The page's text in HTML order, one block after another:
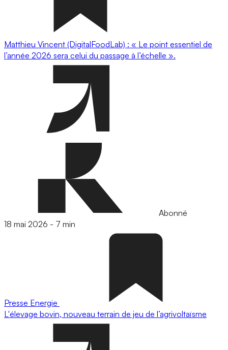
Matthieu Vincent (DigitalFoodLab) : « Le point essentiel de
l’année 2026 sera celui du passage à l’échelle ».
Abonné
18 mai 2026 - 7 min
Presse Energie
L'élevage bovin, nouveau terrain de jeu de l’agrivoltaïsme